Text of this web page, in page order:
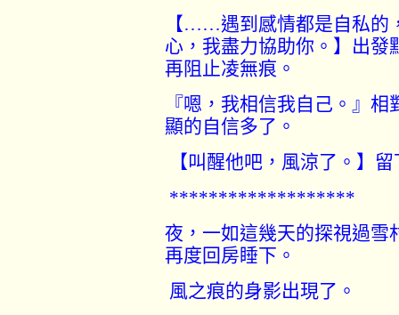
【……遇到感情都是自私的
心，我盡力協助你。】出發
再阻止凌無痕。
『嗯，我相信我自己。』
顯的自信多了。
【叫醒他吧，風涼了。】
*******************
夜，一如這幾天的探視過雪
再度回房睡下。
風之痕的身影出現了。